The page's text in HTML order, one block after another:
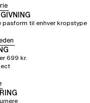
til enhver kropstype
699 kr.